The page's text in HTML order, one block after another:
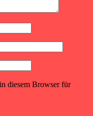
diesem Browser für